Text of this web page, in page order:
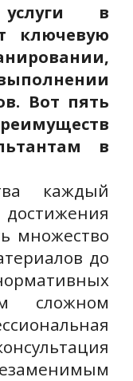
услуги в
ключевую
Вот пять
в
каждый
достижения
множество
до
сложном